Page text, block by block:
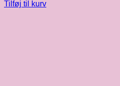
Tilføj til kurv